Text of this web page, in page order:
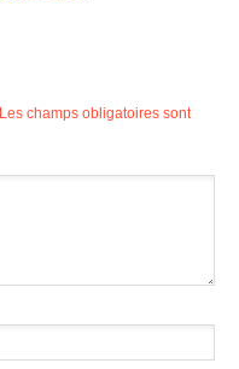
Les champs obligatoires sont